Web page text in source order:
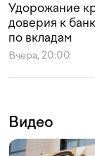
Удорожание
доверия к
по вкладам
Вчера, 20:00
Видео